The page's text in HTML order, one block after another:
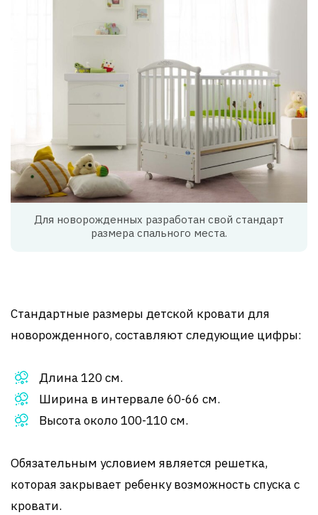
Для новорожденных разработан свой стандарт
размера спального места.
Стандартные размеры детской кровати для
новорожденного, составляют следующие цифры:
Длина 120 см.
Ширина в интервале 60-66 см.
Высота около 100-110 см.
Обязательным условием является решетка,
которая закрывает ребенку возможность спуска с
кровати.